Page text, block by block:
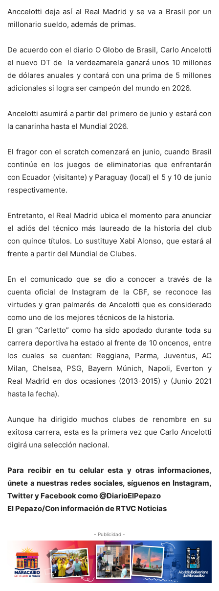
Anccelotti deja así al Real Madrid y se va a Brasil por un
millonario sueldo, además de primas.
De acuerdo con el diario O Globo de Brasil, Carlo Ancelotti
el nuevo DT de la verdeamarela ganaráunos 10 millones
de dólares anuales y contará con una prima de 5 millones
adicionales si logra ser campeón del mundo en 2026.
Ancelotti asumirá a partir del primero de junio y estará con
la canarinha hasta el Mundial 2026.
El fragor con el scratch comenzará en junio, cuando Brasil
continúe en los juegos de eliminatorias que enfrentarán
con Ecuador (visitante) y Paraguay (local) el 5 y 10 de junio
respectivamente.
Entretanto, el Real Madrid ubica el momento para anunciar
el adiós del técnico más laureado de la historia del club
con quince títulos. Lo sustituye Xabi Alonso, que estará al
frente a partir del Mundial de Clubes.
En el comunicado que se dio a conocer a través de la
cuenta oficial de Instagram de la CBF, se reconoce las
virtudes y gran palmarés de Ancelotti que es considerado
como uno de los mejores técnicos de la historia.
El gran “Carletto” como ha sido apodado durante toda su
carrera deportiva ha estado al frente de 10 oncenos, entre
los cuales se cuentan: Reggiana, Parma, Juventus, AC
Milan, Chelsea, PSG, Bayern Múnich, Napoli, Everton y
Real Madrid en dos ocasiones (2013-2015) y (Junio 2021
hasta la fecha).
Aunque ha dirigido muchos clubes de renombre en su
exitosa carrera, esta es la primera vez que Carlo Ancelotti
digirá una selección nacional.
Para recibir en tu celular esta y otras informaciones,
únete a nuestras redes sociales, síguenos en Instagram,
Twitter y Facebook como @DiarioElPepazo
El Pepazo/Con información de RTVC Noticias
- Publicidad -